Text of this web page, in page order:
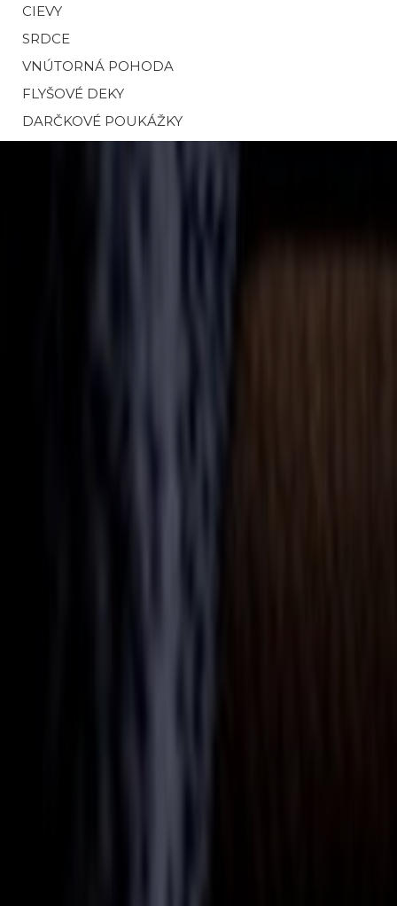
CIEVY
SRDCE
VNÚTORNÁ POHODA
FLYŠOVÉ DEKY
DARČKOVÉ POUKÁŽKY